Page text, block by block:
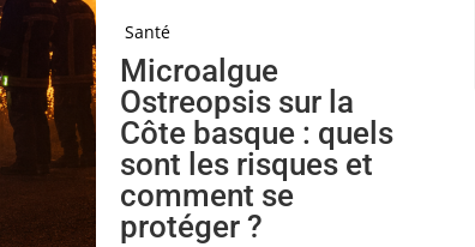
Santé
Microalgue
Ostreopsis sur la
Côte basque : quels
sont les risques et
comment se
protéger ?